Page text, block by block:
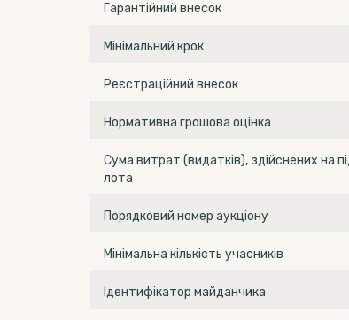
Гарантійний внесок
Мінімальний крок
Реєстраційний внесок
Нормативна грошова оцінка
Сума витрат (видатків), здійснених на
лота
Порядковий номер аукціону
Мінімальна кількість учасників
Ідентифікатор майданчика